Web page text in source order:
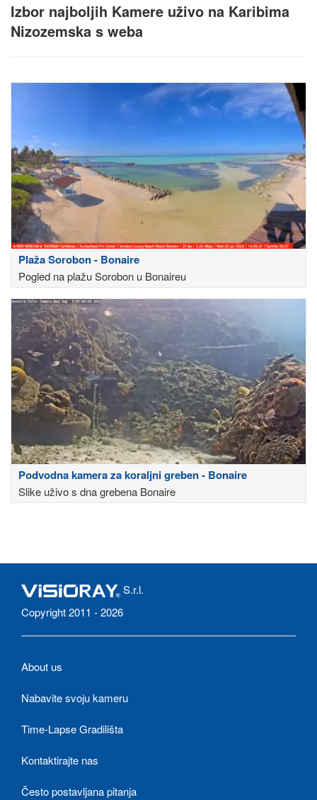
Izbor najboljih Kamere uživo na Karibima
Nizozemska s weba
Plaža Sorobon - Bonaire
Pogled na plažu Sorobon u Bonaireu
Podvodna kamera za koraljni greben - Bonaire
Slike uživo s dna grebena Bonaire
S.r.l.
Copyright 2011 - 2026
About us
Nabavite svoju kameru
Time-Lapse Gradilišta
Kontaktirajte nas
Često postavljana pitanja